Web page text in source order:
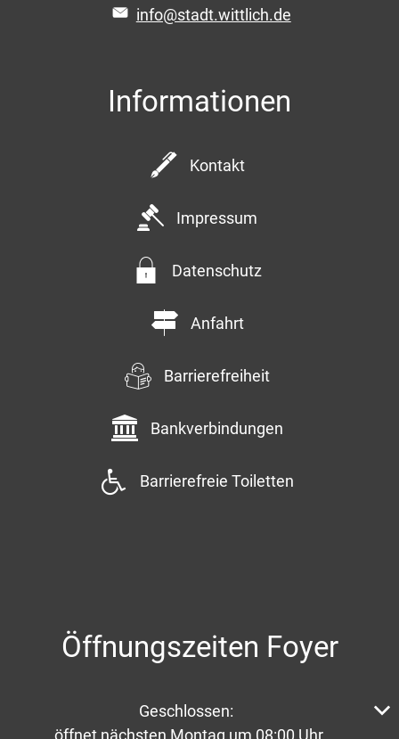
info@stadt.wittlich.de
Informationen
Kontakt
Impressum
Datenschutz
Anfahrt
Barrierefreiheit
Bankverbindungen
Barrierefreie Toiletten
Öffnungszeiten Foyer
Klicken, um weitere Öffnungs- oder Schließzeiten
Geschlossen:
öffnet nächsten Montag um 08:00 Uhr